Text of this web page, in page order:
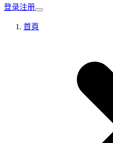
登录注册
首頁